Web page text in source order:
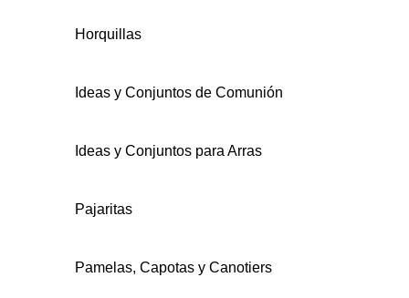
Diademas
Horquillas
Ideas y Conjuntos para Novias
Ideas y Conjuntos para Novios
Pajaritas
Corsages
Diademas y Turbantes
Horquillas
Ideas y Conjuntos para Invitada
Pamelas y Canotiers
Horquillas
Ideas y Conjuntos de Comunión
Ideas y Conjuntos para Arras
Pajaritas
Pamelas, Capotas y Canotiers